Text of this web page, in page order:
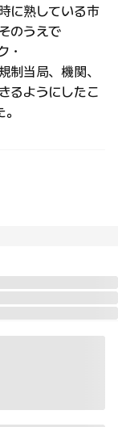
に熟している市
のうえで
・
制当局、機関、
るようにしたこ